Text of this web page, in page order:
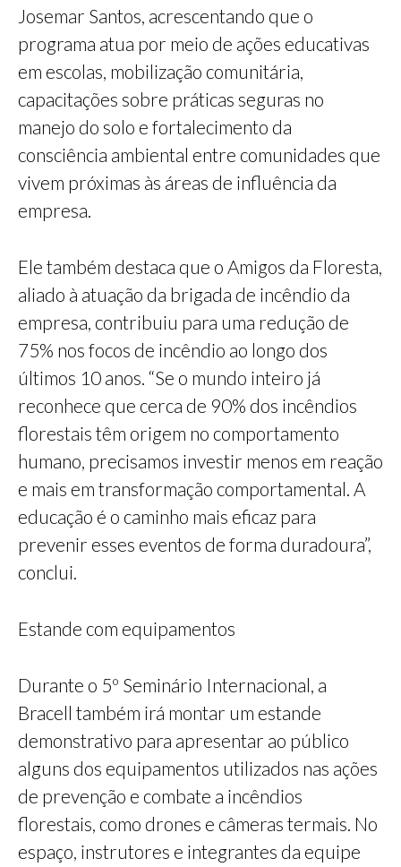
Josemar Santos, acrescentando que o
programa atua por meio de ações educativas
em escolas, mobilização comunitária,
capacitações sobre práticas seguras no
manejo do solo e fortalecimento da
consciência ambiental entre comunidades que
vivem próximas às áreas de influência da
empresa.
Ele também destaca que o Amigos da Floresta,
aliado à atuação da brigada de incêndio da
empresa, contribuiu para uma redução de
75% nos focos de incêndio ao longo dos
últimos 10 anos. “Se o mundo inteiro já
reconhece que cerca de 90% dos incêndios
florestais têm origem no comportamento
humano, precisamos investir menos em reação
e mais em transformação comportamental. A
educação é o caminho mais eficaz para
prevenir esses eventos de forma duradoura”,
conclui.
Estande com equipamentos
Durante o 5º Seminário Internacional, a
Bracell também irá montar um estande
demonstrativo para apresentar ao público
alguns dos equipamentos utilizados nas ações
de prevenção e combate a incêndios
florestais, como drones e câmeras termais. No
espaço, instrutores e integrantes da equipe